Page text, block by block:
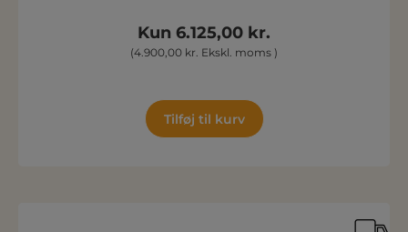
Kun 6.125,00 kr.
(4.900,00 kr. Ekskl. moms )
Tilføj til kurv